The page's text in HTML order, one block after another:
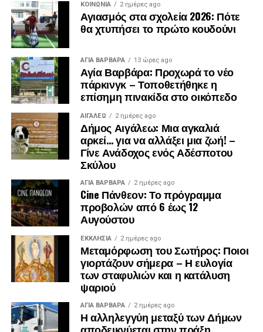
ΚΟΙΝΩΝΊΑ 2 ημέρες ago
Αγιασμός στα σχολεία 2026: Πότε
θα χτυπήσει το πρώτο κουδούνι
ΑΓΙΑ ΒΑΡΒΑΡΑ 13 ώρες ago
Αγία Βαρβάρα: Προχωρά το νέο
πάρκινγκ – Τοποθετήθηκε η
επίσημη πινακίδα στο οικόπεδο
ΑΙΓΑΛΕΩ 2 ημέρες ago
Δήμος Αιγάλεω: Μια αγκαλιά
αρκεί… για να αλλάξει μια ζωή! –
Γίνε Ανάδοχος ενός Αδέσποτου
Σκύλου
ΑΓΙΑ ΒΑΡΒΑΡΑ 2 ημέρες ago
Cine Πάνθεον: Το πρόγραμμα
προβολών από 6 έως 12
Αυγούστου
ΕΚΚΛΗΣΊΑ 2 ημέρες ago
Μεταμόρφωση του Σωτήρος: Ποιοι
γιορτάζουν σήμερα – Η ευλογία
των σταφυλιών και η κατάλυση
ψαριού
ΑΓΙΑ ΒΑΡΒΑΡΑ 2 ημέρες ago
Η αλληλεγγύη μεταξύ των Δήμων